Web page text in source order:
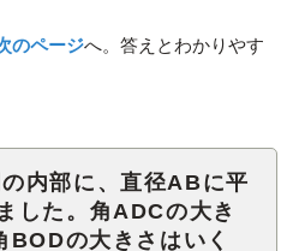
のページへ。答えとわかりやす
内部に、直径ABに平
した。角ADCの大き
BODの大きさはいく